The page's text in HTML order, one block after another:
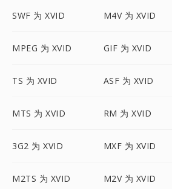
SWF 为 XVID M4V 为 XVID
MPEG 为 XVID GIF 为 XVID
TS 为 XVID ASF 为 XVID
MTS 为 XVID RM 为 XVID
3G2 为 XVID MXF 为 XVID
M2TS 为 XVID M2V 为 XVID